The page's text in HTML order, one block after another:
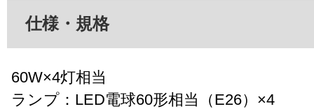
仕様・規格
60W×4灯相当
ランプ：LED電球60形相当（E26）×4